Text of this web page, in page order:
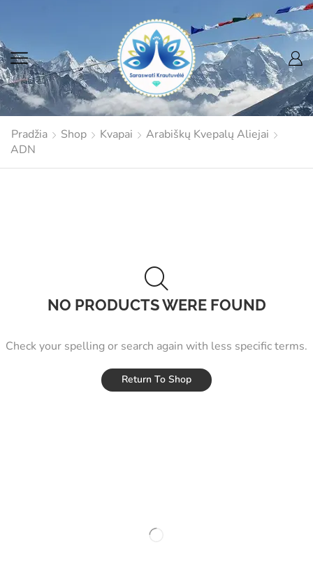
Pradžia Shop Kvapai
Arabiškų Kvepalų Aliejai
ADN
NO PRODUCTS WERE FOUND
Check your spelling or search again with less specific terms.
Return To Shop